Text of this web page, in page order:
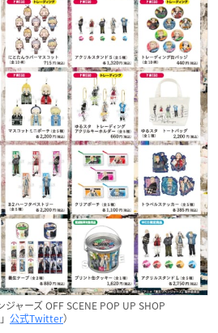
ジャーズ OFF SCENE POP UP SHOP
」 公式Twitter）